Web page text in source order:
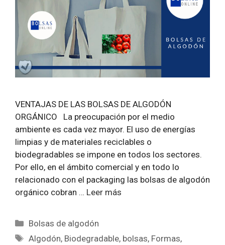
VENTAJAS DE LAS BOLSAS DE ALGODÓN
ORGÁNICO La preocupación por el medio
ambiente es cada vez mayor. El uso de energías
limpias y de materiales reciclables o
biodegradables se impone en todos los sectores.
Por ello, en el ámbito comercial y en todo lo
relacionado con el packaging las bolsas de algodón
orgánico cobran … Leer más
Categorías
Bolsas de algodón
Etiquetas
Algodón, Biodegradable, bolsas, Formas,